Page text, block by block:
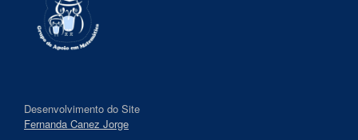
Desenvolvimento do Site
Fernanda Canez Jorge